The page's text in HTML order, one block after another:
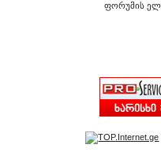
ფორუმის